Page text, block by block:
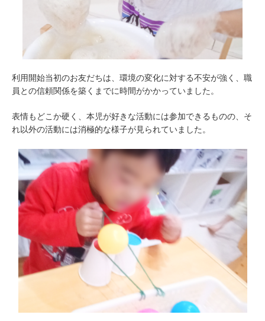
利用開始当初のお友だちは、環境の変化に対する不安が強く、職
員との信頼関係を築くまでに時間がかかっていました。
表情もどこか硬く、本児が好きな活動には参加できるものの、そ
れ以外の活動には消極的な様子が見られていました。